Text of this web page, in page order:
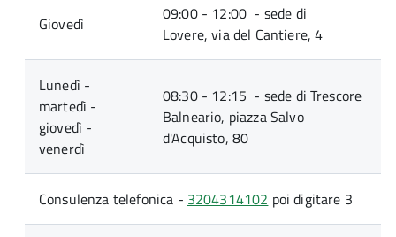
Giovedì
09:00 - 12:00 - sede di
Lovere, via del Cantiere, 4
Lunedì -
martedì -
giovedì -
venerdì
08:30 - 12:15 - sede di Trescore
Balneario, piazza Salvo
d'Acquisto, 80
Consulenza telefonica - 3204314102 poi digitare 3